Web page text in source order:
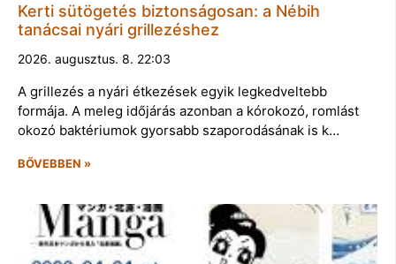
Kerti sütögetés biztonságosan: a Nébih
tanácsai nyári grillezéshez
2026. augusztus. 8. 22:03
A grillezés a nyári étkezések egyik legkedveltebb
formája. A meleg időjárás azonban a kórokozó, romlást
okozó baktériumok gyorsabb szaporodásának is k…
BŐVEBBEN »